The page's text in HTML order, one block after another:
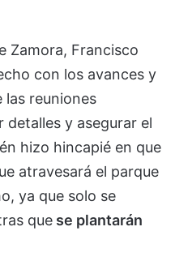
Zamora, Francisco
con los avances y
las reuniones
detalles y asegurar el
hizo hincapié en que
atravesará el parque
ya que solo se
que se plantarán